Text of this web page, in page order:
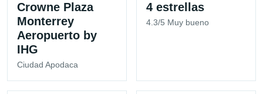
Crowne Plaza
Monterrey
Aeropuerto by
IHG
Ciudad Apodaca
4 estrellas
4.3/5 Muy bueno